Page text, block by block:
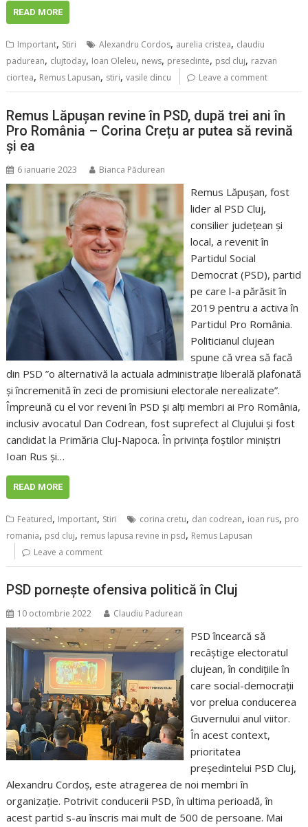
READ MORE
Important, Stiri Alexandru Cordos, aurelia cristea, claudiu
padurean, clujtoday, Ioan Oleleu, news, presedinte, psd cluj, razvan
ciortea, Remus Lapusan, stiri,vasile dincu Leave a comment
Remus Lăpușan revine în PSD, după trei ani în
Pro România – Corina Crețu ar putea să revină
și ea
6 ianuarie 2023 Bianca Pădurean
Remus Lăpușan, fost
lider al PSD Cluj,
consilier județean și
local, a revenit în
Partidul Social
Democrat (PSD), partid
pe care l-a părăsit în
2019 pentru a activa în
Partidul Pro România.
Politicianul clujean
spune că vrea să facă
din PSD ”o alternativă la actuala administrație liberală plafonată
și încremenită în zeci de promisiuni electorale nerealizate”.
Împreună cu el vor reveni în PSD și alți membri ai Pro România,
inclusiv avocatul Dan Codrean, fost suprefect al Clujului și fost
candidat la Primăria Cluj-Napoca. În privința foștilor miniștri
Ioan Rus și…
READ MORE
Featured, Important, Stiri corina cretu, dan codrean, ioan rus, pro
romania, psd cluj, remus lapusa revine in psd, Remus Lapusan
Leave a comment
PSD pornește ofensiva politică în Cluj
10 octombrie 2022 Claudiu Padurean
PSD încearcă să
recâștige electoratul
clujean, în condițiile în
care social-democrații
vor prelua conducerea
Guvernului anul viitor.
În acest context,
prioritatea
președintelui PSD Cluj,
Alexandru Cordoș, este atragerea de noi membri în
organizație. Potrivit conducerii PSD, în ultima perioadă, în
acest partid s-au înscris mai mult de 500 de persoane. Mai